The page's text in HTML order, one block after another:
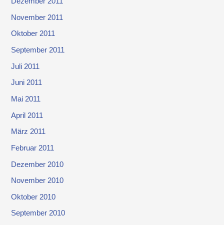
November 2011
Oktober 2011
September 2011
Juli 2011
Juni 2011
Mai 2011
April 2011
März 2011
Februar 2011
Dezember 2010
November 2010
Oktober 2010
September 2010